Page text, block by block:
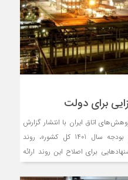
برای دولت
اتاق ایران با انتشار گزارش
«بررسی وضعیت واگذاری‌ها در قانون بودجه سال 1401 کل کشور»، روند
برای اصلاح این روند ارائه